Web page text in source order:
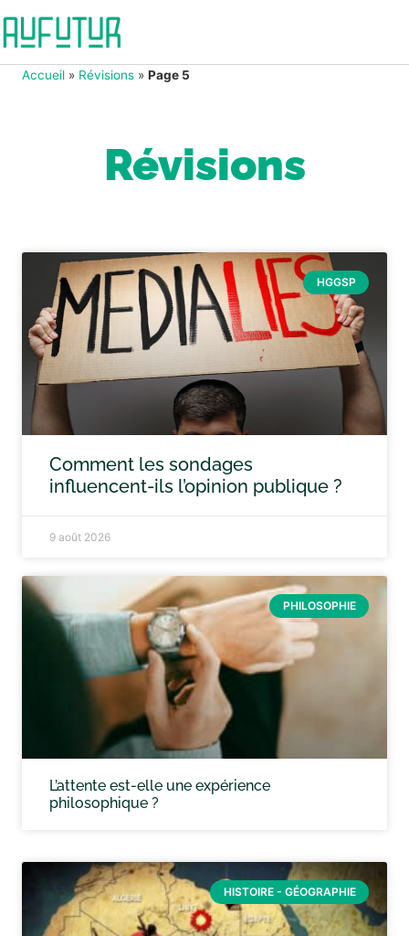
Accueil » Révisions » Page 5
Révisions
HGGSP
Comment les sondages
influencent-ils l’opinion publique ?
9 août 2026
PHILOSOPHIE
L’attente est-elle une expérience
philosophique ?
HISTOIRE - GÉOGRAPHIE